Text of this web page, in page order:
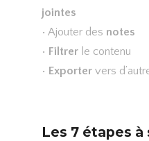
jointes
• Ajouter des notes
• Filtrer le contenu
• Exporter vers
Les 7 étapes à